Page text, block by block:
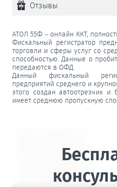
Отзывы
АТОЛ 55Ф – онлайн ККТ,
Фискальный регистратор
торговли и сферы услуг со
способностью. Данные о
передаются в ОФД.
Данный фискальный
предприятий среднего и
этого создан автоотрезчик и
имеет среднюю пропускную